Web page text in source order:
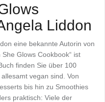
Liddon
eine bekannte Autorin von
Glows Cookbook“ ist
finden Sie über 100
vegan sind. Von
bis hin zu Smoothies
praktisch: Viele der